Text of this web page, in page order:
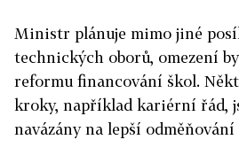
Ministr plánuje mimo jiné
technických oborů, omezení
reformu financování škol.
kroky, například kariérní řád,
navázány na lepší